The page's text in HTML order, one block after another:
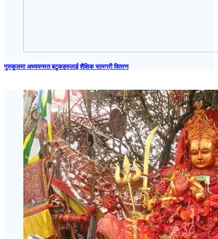
गुरुकुलमा अध्ययनरत बटुकहरुलाई शैक्षिक सामग्री वितरण